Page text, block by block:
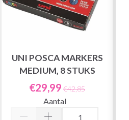
UNI POSCA MARKERS
MEDIUM, 8 STUKS
€29,99 €42,85
Aantal